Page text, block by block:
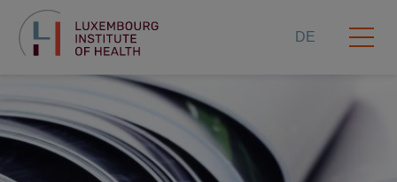
DE